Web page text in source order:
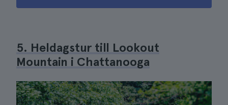
5. Heldagstur till Lookout
Mountain i Chattanooga